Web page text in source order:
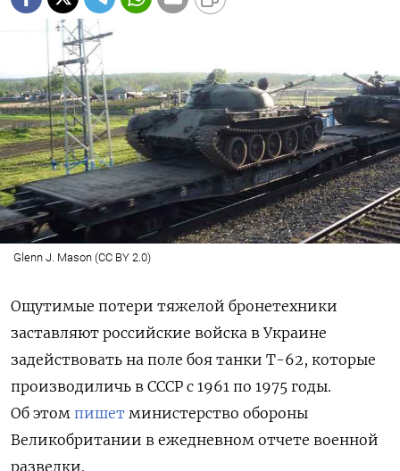
Glenn J. Mason (CC BY 2.0)
Ощутимые потери тяжелой бронетехники
заставляют российские войска в Украине
задействовать на поле боя танки Т-62, которые
производиличь в СССР с 1961 по 1975 годы.
Об этом пишет министерство обороны
Великобритании в ежедневном отчете военной
разведки.